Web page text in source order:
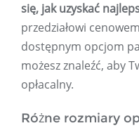
się, jak uzyskać
przedziałowi
dostępnym opcjom
możesz znaleźć, aby
opłacalny.
Różne rozmiary